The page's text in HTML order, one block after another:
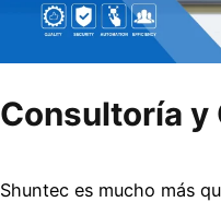
Consultoría y
Shuntec es mucho más